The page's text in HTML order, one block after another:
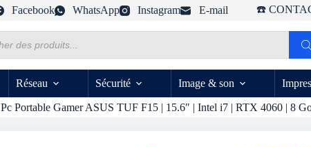
Facebook WhatsApp Instagram E-mail ☎️
Réseau Sécurité Image & son
Pc Portable Gamer ASUS TUF F15 | 15.6″ | Intel i7 | RTX 4060 | 8